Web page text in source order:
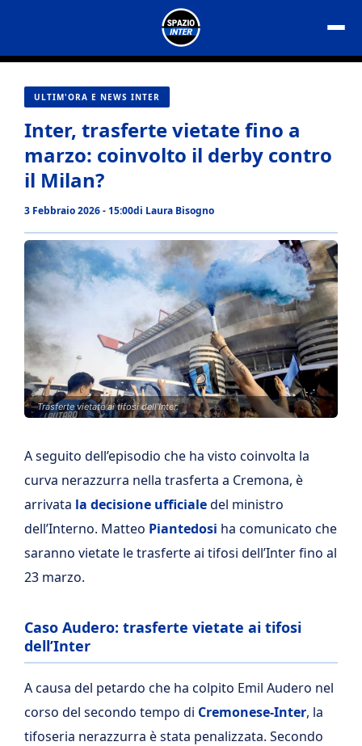
contenuto
ULTIM'ORA E NEWS INTER
Inter, trasferte vietate fino a
marzo: coinvolto il derby contro
il Milan?
3 Febbraio 2026 - 15:00di Laura Bisogno
Trasferte vietate ai tifosi dell'Inter.
A seguito dell’episodio che ha visto coinvolta la
curva nerazzurra nella trasferta a Cremona, è
arrivata la decisione ufficialedel ministro
dell’Interno. Matteo Piantedosi ha comunicato che
saranno vietate le trasferte ai tifosi dell’Inter fino al
23 marzo.
Caso Audero: trasferte vietate ai tifosi
dell’Inter
A causa del petardo che ha colpito Emil Audero nel
corso del secondo tempo di Cremonese-Inter, la
tifoseria nerazzurra è stata penalizzata. Secondo